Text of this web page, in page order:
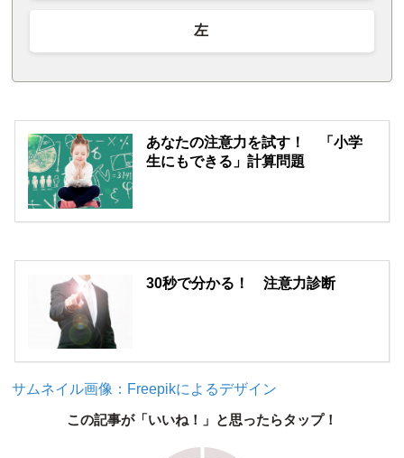
左
あなたの注意力を試す！ 「小学
生にもできる」計算問題
30秒で分かる！ 注意力診断
サムネイル画像：Freepikによるデザイン
この記事が「いいね！」と思ったらタップ！